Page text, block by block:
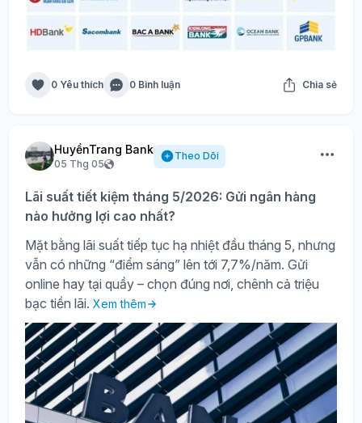
0 Yêu thích 0 Bình luận Chia sẻ
HuyềnTrang Bank
05 Thg 05
Theo Dõi
Lãi suất tiết kiệm tháng 5/2026: Gửi ngân hàng
nào hưởng lợi cao nhất?
Mặt bằng lãi suất tiếp tục hạ nhiệt đầu tháng 5, nhưng
vẫn có những “điểm sáng” lên tới 7,7%/năm. Gửi
online hay tại quầy – chọn đúng nơi, chênh cả triệu
bạc tiền lãi. Xem thêm